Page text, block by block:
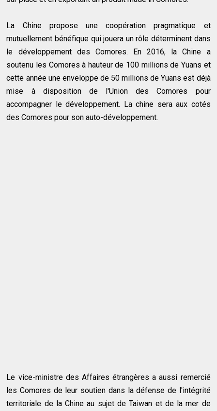
La Chine propose une coopération pragmatique et
mutuellement bénéfique qui jouera un rôle déterminent dans
le développement des Comores. En 2016, la Chine a
soutenu les Comores à hauteur de 100 millions de Yuans et
cette année une enveloppe de 50 millions de Yuans est déjà
mise à disposition de l'Union des Comores pour
accompagner le développement. La chine sera aux cotés
des Comores pour son auto-développement.
Le vice-ministre des Affaires étrangères a aussi remercié
les Comores de leur soutien dans la défense de l'intégrité
territoriale de la Chine au sujet de Taiwan et de la mer de